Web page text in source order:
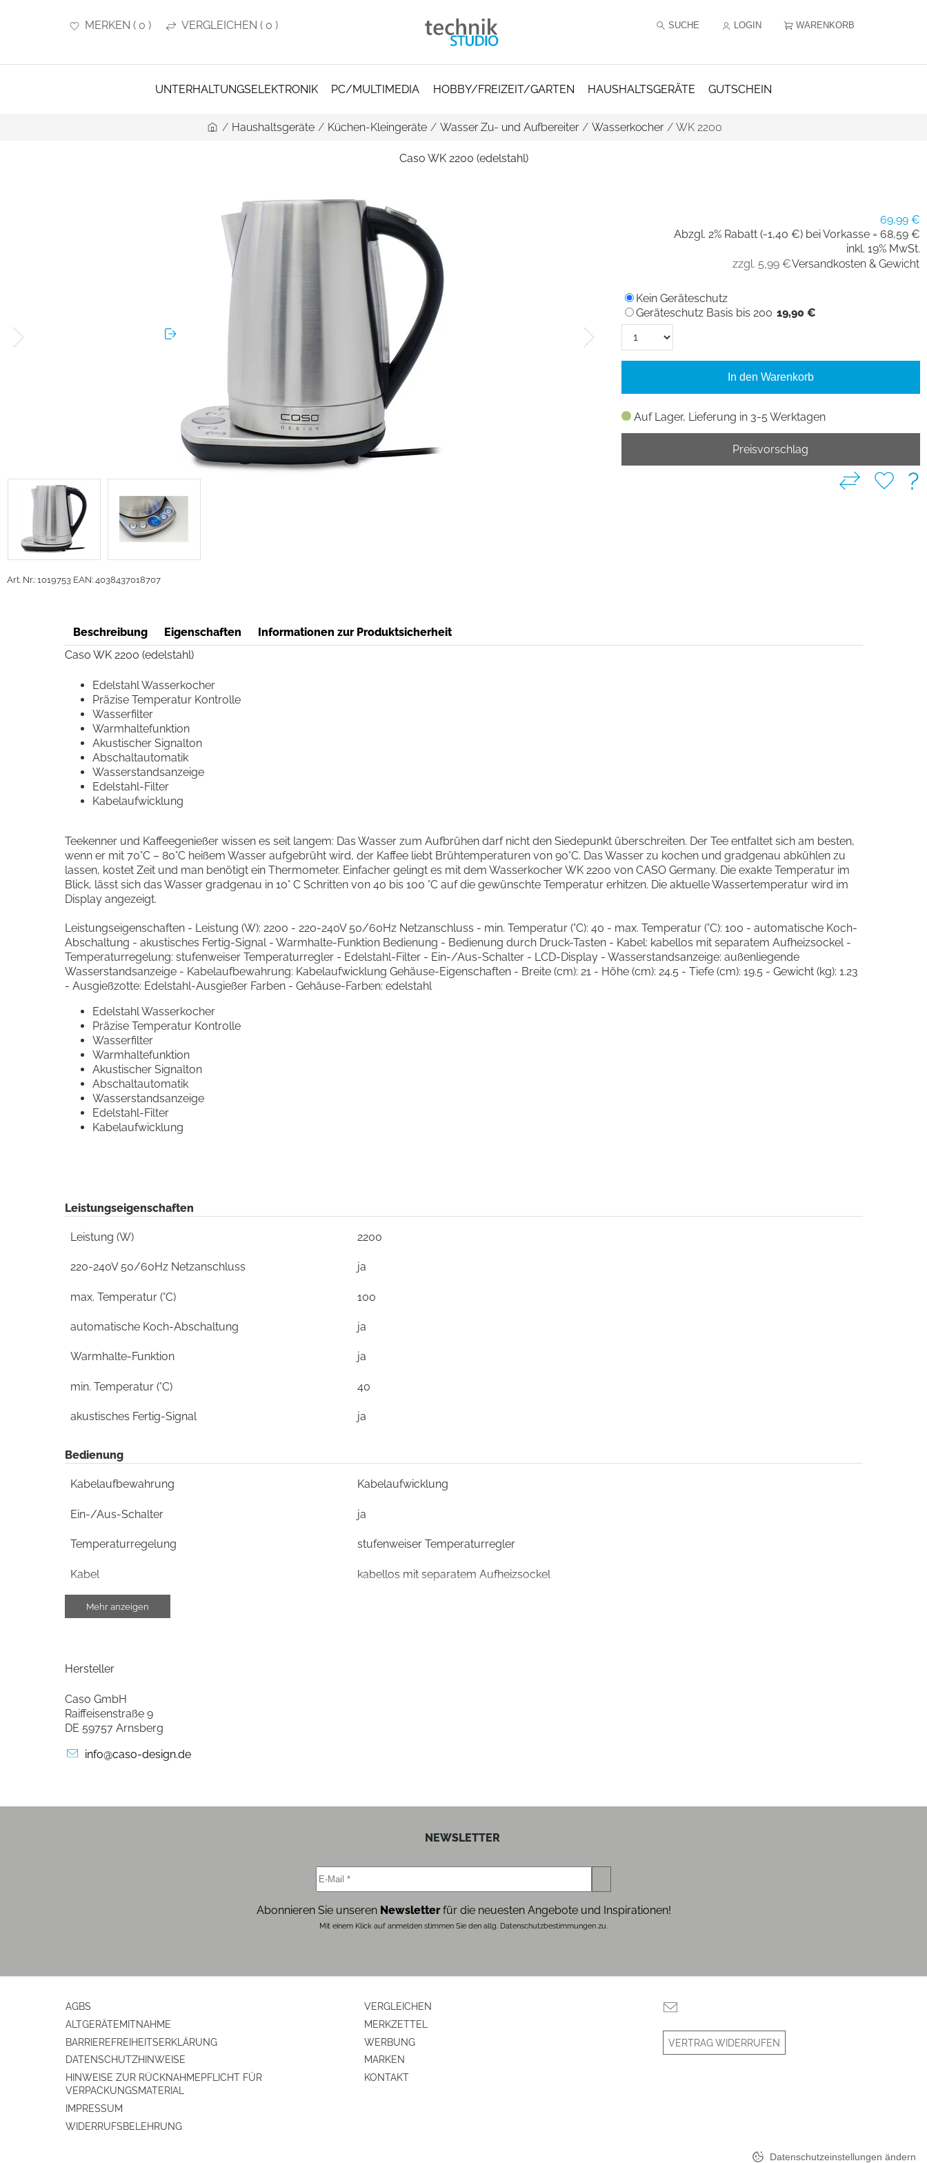
MERKEN ( 0 ) VERGLEICHEN ( 0 ) SUCHE LOGIN WARENKORB
UNTERHALTUNGSELEKTRONIK PC/MULTIMEDIA HOBBY/FREIZEIT/GARTEN HAUSHALTSGERÄTE GUTSCHEIN
/ Haushaltsgeräte / Küchen-Kleingeräte / Wasser Zu- und Aufbereiter/ Wasserkocher/ WK 2200
Caso WK 2200 (edelstahl)
Art. Nr.: 1019753 EAN: 4038437018707
69,99 €
Abzgl. 2% Rabatt (-1,40 €) bei Vorkasse = 68,59 €
inkl. 19% MwSt.
zzgl. 5,99 €Versandkosten & Gewicht
Auf Lager, Lieferung in 3-5 Werktagen
Kein Geräteschutz
Geräteschutz Basis bis 200 19,90 €
In den Warenkorb
Preisvorschlag
?
Beschreibung Eigenschaften
Informationen zur Produktsicherheit
Caso WK 2200 (edelstahl)
Edelstahl Wasserkocher
Präzise Temperatur Kontrolle
Wasserfilter
Warmhaltefunktion
Akustischer Signalton
Abschaltautomatik
Wasserstandsanzeige
Edelstahl-Filter
Kabelaufwicklung
Teekenner und Kaffeegenießer wissen es seit langem: Das Wasser zum Aufbrühen darf nicht den Siedepunkt überschreiten. Der Tee entfaltet sich am besten,
wenn er mit 70°C – 80°C heißem Wasser aufgebrüht wird, der Kaffee liebt Brühtemperaturen von 90°C. Das Wasser zu kochen und gradgenau abkühlen zu
lassen, kostet Zeit und man benötigt ein Thermometer. Einfacher gelingt es mit dem Wasserkocher WK 2200 von CASO Germany. Die exakte Temperatur im
Blick, lässt sich das Wasser gradgenau in 10° C Schritten von 40 bis 100 °C auf die gewünschte Temperatur erhitzen. Die aktuelle Wassertemperatur wird im
Display angezeigt.
Leistungseigenschaften - Leistung (W): 2200 - 220-240V 50/60Hz Netzanschluss - min. Temperatur (°C): 40 - max. Temperatur (°C): 100 - automatische Koch-
Abschaltung - akustisches Fertig-Signal - Warmhalte-Funktion Bedienung - Bedienung durch Druck-Tasten - Kabel: kabellos mit separatem Aufheizsockel -
Temperaturregelung: stufenweiser Temperaturregler - Edelstahl-Filter - Ein-/Aus-Schalter - LCD-Display - Wasserstandsanzeige: außenliegende
Wasserstandsanzeige - Kabelaufbewahrung: Kabelaufwicklung Gehäuse-Eigenschaften - Breite (cm): 21 - Höhe (cm): 24.5 - Tiefe (cm): 19.5 - Gewicht (kg): 1.23
- Ausgießzotte: Edelstahl-Ausgießer Farben - Gehäuse-Farben: edelstahl
Edelstahl Wasserkocher
Präzise Temperatur Kontrolle
Wasserfilter
Warmhaltefunktion
Akustischer Signalton
Abschaltautomatik
Wasserstandsanzeige
Edelstahl-Filter
Kabelaufwicklung
Leistungseigenschaften
Leistung (W) 2200
220-240V 50/60Hz Netzanschluss ja
max. Temperatur (°C) 100
automatische Koch-Abschaltung ja
Warmhalte-Funktion ja
min. Temperatur (°C) 40
akustisches Fertig-Signal ja
Bedienung
Kabelaufbewahrung Kabelaufwicklung
Ein-/Aus-Schalter ja
Temperaturregelung stufenweiser Temperaturregler
Kabel kabellos mit separatem Aufheizsockel
LCD-Display
Bedienung durch Druck-Tasten
Bedienung
Warmhaltefunktion
1.23
Gehäuseeigenschaften
Farbe edelstahl
Ausstattung & Technik
akustisches Fertig-Signal
Mehr anzeigen
Hersteller
Caso GmbH
Raiffeisenstraße 9
DE 59757 Arnsberg
info@caso-design.de
NEWSLETTER
Abonnieren Sie unseren Newsletterfür die neuesten Angebote und Inspirationen!
Mit einem Klick auf anmelden stimmen Sie den allg. Datenschutzbestimmungen zu.
AGBS
ALTGERÄTEMITNAHME
BARRIEREFREIHEITSERKLÄRUNG
DATENSCHUTZHINWEISE
HINWEISE ZUR RÜCKNAHMEPFLICHT FÜR
VERPACKUNGSMATERIAL
IMPRESSUM
WIDERRUFSBELEHRUNG
VERGLEICHEN
MERKZETTEL
WERBUNG
MARKEN
KONTAKT
VERTRAG WIDERRUFEN
Datenschutzeinstellungen ändern